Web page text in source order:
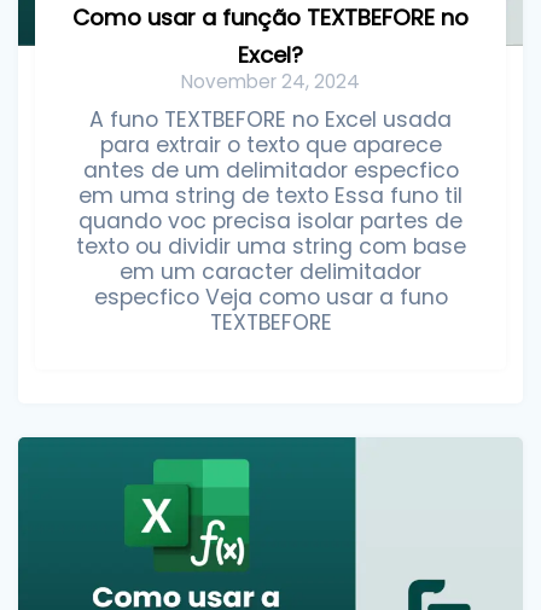
Como usar a função TEXTBEFORE no
Excel?
November 24, 2024
A funo TEXTBEFORE no Excel usada
para extrair o texto que aparece
antes de um delimitador especfico
em uma string de texto Essa funo til
quando voc precisa isolar partes de
texto ou dividir uma string com base
em um caracter delimitador
especfico Veja como usar a funo
TEXTBEFORE